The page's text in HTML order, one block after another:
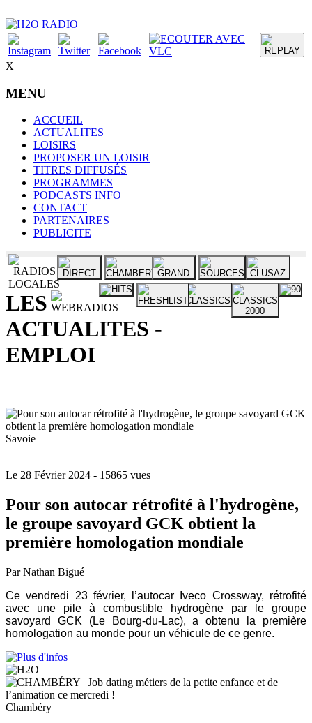
X
MENU
ACCUEIL
ACTUALITES
LOISIRS
PROPOSER UN LOISIR
TITRES DIFFUSÉS
PROGRAMMES
PODCASTS INFO
CONTACT
PARTENAIRES
PUBLICITE
LES
ACTUALITES -
EMPLOI
Savoie
Le 28 Février 2024 - 15865 vues
Pour son autocar rétrofité à l'hydrogène,
le groupe savoyard GCK obtient la
première homologation mondiale
Par Nathan Bigué
Ce vendredi 23 février, l’autocar Iveco Crossway, rétrofité
avec une pile à combustible hydrogène par le groupe
savoyard GCK (Le Bourg-du-Lac), a obtenu la première
homologation au monde pour un véhicule de ce genre.
Chambéry